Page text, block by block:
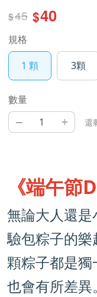
$45 $40
規格
1 顆 3顆
數量
– + 還
《端午節
無論大人還
驗包粽子的
顆粽子都是
也會有所差異。